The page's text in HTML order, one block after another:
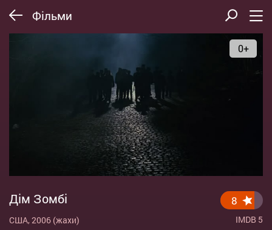
Фільми
0+
Дім Зомбі
США, 2006 (жахи)
8
IMDB 5